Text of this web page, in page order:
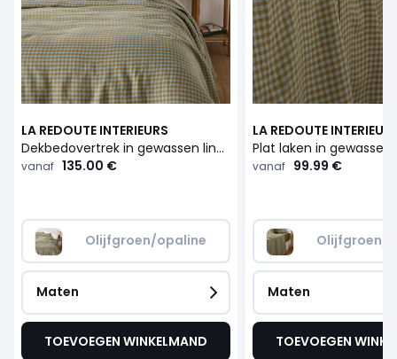
LA REDOUTE INTERIEURS
Dekbedovertrek in gewassen linnen, Acélie olijf/opaline
vanaf 135.00 €
Olijfgroen/opaline
Maten
TOEVOEGEN WINKELMAND
LA REDOUTE
vanaf 99.99 €
Olijfgroen/
Maten
TOEVOEGEN